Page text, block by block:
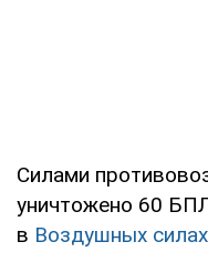
Силами
уничтожено 60
в Воздушных